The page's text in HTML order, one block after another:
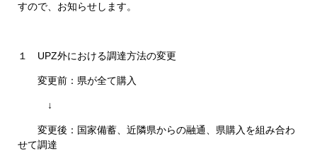
すので、お知らせします。
１ UPZ外における調達方法の変更
変更前：県が全て購入
↓
変更後：国家備蓄、近隣県からの融通、県購入を組み合わ
せて調達